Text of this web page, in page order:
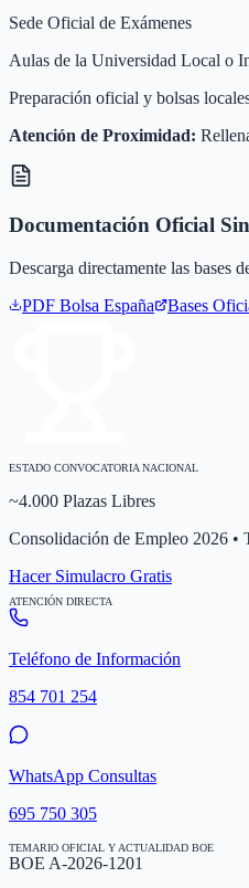
Sede Oficial de Exámenes
Aulas de la Universidad Local o
Preparación oficial y bolsas
Atención de Proximidad:
Documentación Oficial
Descarga directamente las bases
PDF Bolsa España Bases
ESTADO CONVOCATORIA NACIONAL
~4.000 Plazas Libres
Consolidación de Empleo 2026 •
Hacer Simulacro Gratis
ATENCIÓN DIRECTA
Teléfono de Información
854 701 254
WhatsApp Consultas
695 750 305
TEMARIO OFICIAL Y ACTUALIDAD BOE
BOE A-2026-1201